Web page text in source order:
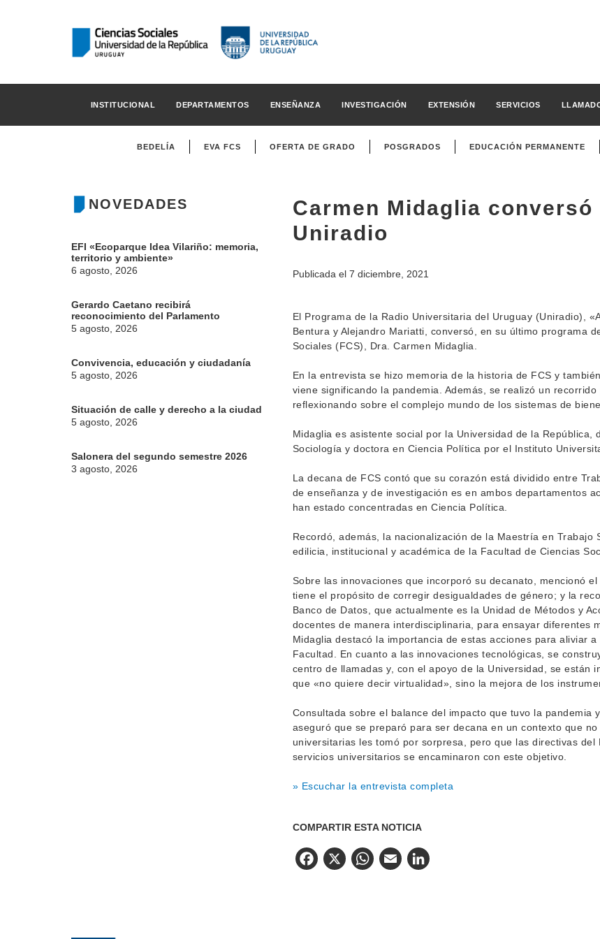
INSTITUCIONAL DEPARTAMENTOS ENSEÑANZA INVESTIGACIÓN EXTENSIÓN SERVICIOS
BEDELÍA EVA FCS OFERTA DE GRADO POSGRADOS EDUCACIÓN PERMANENTE
NOVEDADES
EFI «Ecoparque Idea Vilariño: memoria,
territorio y ambiente»
6 agosto, 2026
Gerardo Caetano recibirá
reconocimiento del Parlamento
5 agosto, 2026
Convivencia, educación y ciudadanía
5 agosto, 2026
Situación de calle y derecho a la ciudad
5 agosto, 2026
Salonera del segundo semestre 2026
3 agosto, 2026
Carmen Midaglia
Uniradio
Publicada el 7 diciembre, 2021
El Programa de la Radio Universitaria del Uruguay (Uniradio),
Bentura y Alejandro Mariatti, conversó, en su último programa
Sociales (FCS), Dra. Carmen Midaglia.
En la entrevista se hizo memoria de la historia de FCS y
viene significando la pandemia. Además, se realizó un
reflexionando sobre el complejo mundo de los sistemas de
Midaglia es asistente social por la Universidad de la
Sociología y doctora en Ciencia Política por el Instituto
La decana de FCS contó que su corazón está dividido entre
de enseñanza y de investigación es en ambos departamentos
han estado concentradas en Ciencia Política.
Recordó, además, la nacionalización de la Maestría en
edilicia, institucional y académica de la Facultad de Ciencias
Sobre las innovaciones que incorporó su decanato, mencionó
tiene el propósito de corregir desigualdades de género; y la
Banco de Datos, que actualmente es la Unidad de Métodos y
docentes de manera interdisciplinaria, para ensayar diferentes
Midaglia destacó la importancia de estas acciones para aliviar
Facultad. En cuanto a las innovaciones tecnológicas, se
centro de llamadas y, con el apoyo de la Universidad, se están
que «no quiere decir virtualidad», sino la mejora de los
Consultada sobre el balance del impacto que tuvo la pandemia
aseguró que se preparó para ser decana en un contexto que
universitarias les tomó por sorpresa, pero que las directivas
servicios universitarios se encaminaron con este objetivo.
» Escuchar la entrevista completa
COMPARTIR ESTA NOTICIA
Facebook
X WhatsApp
Email